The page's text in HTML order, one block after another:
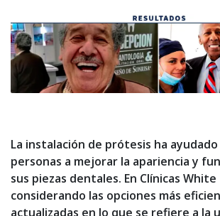
La instalación de prótesis ha
personas a mejorar la apariencia y
sus piezas dentales. En Clínicas
considerando las opciones más
actualizadas en lo que se refiere a la